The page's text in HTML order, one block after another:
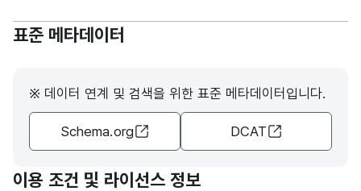
현황
R)
건수 건수
숫자
형
표준 메타데이터
※ 데이터 연계 및 검색을 위한 표준 메타데이터입니다.
Schema.org DCAT
이용 조건 및 라이선스 정보